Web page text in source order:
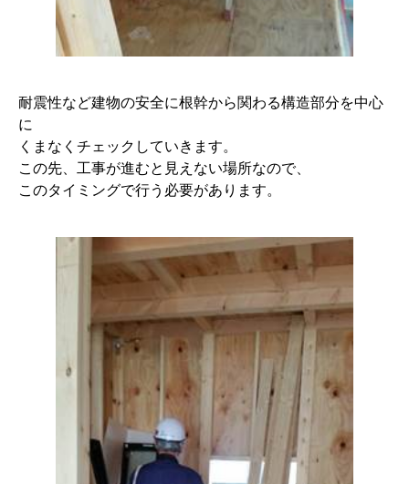
耐震性など建物の安全に根幹から関わる構造部分を中心
に
くまなくチェックしていきます。
この先、工事が進むと見えない場所なので、
このタイミングで行う必要があります。